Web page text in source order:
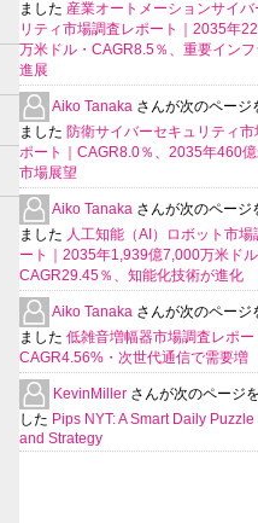
ました 産業オートメーションサイ
リティ市場調査レポート｜2035年
万米ドル・CAGR8.5％、重要イン
進展
Aiko Tanaka さんが次のページ
ました 防衛サイバーセキュリティ
ポート｜CAGR8.0％、2035年460
市場展望
Aiko Tanaka さんが次のページ
ました 人工知能（AI）ロボット市場
ート｜2035年1,939億7,000万米ド
CAGR29.45％、知能化技術が進化
Aiko Tanaka さんが次のページ
ました 低雑音増幅器市場調査レポー
CAGR4.56%・次世代通信で需要増
KevinMiller さんが次のページ
した Pips NYT: A Smart Daily
and Strategy